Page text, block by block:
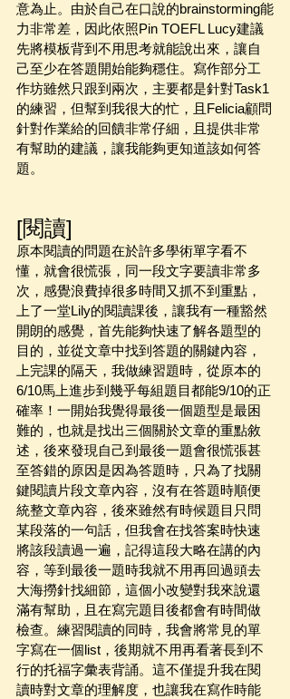
意為止。由於自己在口說的brainstorming能
力非常差，因此依照Pin TOEFL Lucy建議
先將模板背到不用思考就能說出來，讓自
己至少在答題開始能夠穩住。寫作部分工
作坊雖然只跟到兩次，主要都是針對Task1
的練習，但幫到我很大的忙，且Felicia顧問
針對作業給的回饋非常仔細，且提供非常
有幫助的建議，讓我能夠更知道該如何答
題。
[閱讀]
原本閱讀的問題在於許多學術單字看不
懂，就會很慌張，同一段文字要讀非常多
次，感覺浪費掉很多時間又抓不到重點，
上了一堂Lily的閱讀課後，讓我有一種豁然
開朗的感覺，首先能夠快速了解各題型的
目的，並從文章中找到答題的關鍵內容，
上完課的隔天，我做練習題時，從原本的
6/10馬上進步到幾乎每組題目都能9/10的正
確率！一開始我覺得最後一個題型是最困
難的，也就是找出三個關於文章的重點敘
述，後來發現自己到最後一題會很慌張甚
至答錯的原因是因為答題時，只為了找關
鍵閱讀片段文章內容，沒有在答題時順便
統整文章內容，後來雖然有時候題目只問
某段落的一句話，但我會在找答案時快速
將該段讀過一遍，記得這段大略在講的內
容，等到最後一題時我就不用再回過頭去
大海撈針找細節，這個小改變對我來說還
滿有幫助，且在寫完題目後都會有時間做
檢查。練習閱讀的同時，我會將常見的單
字寫在一個list，後期就不用再看著長到不
行的托福字彙表背誦。這不僅提升我在閱
讀時對文章的理解度，也讓我在寫作時能